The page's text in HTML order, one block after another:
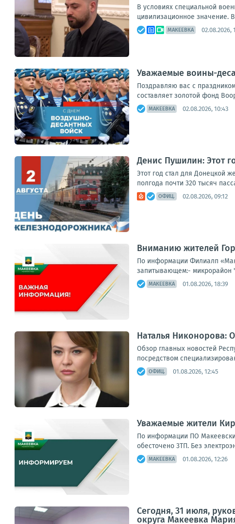
В условиях специальной
цивилизационное значение.
МАКЕЕВКА 02.08.2026,
Уважаемые воины-
Поздравляю вас с
составляет золотой фонд
МАКЕЕВКА 02.08.2026, 10:43
Денис Пушилин: Этот
Этот год стал для Донецкой
полгода почти 320 тысяч
ОФИЦ. 02.08.2026, 09:12
Вниманию жителей
По информации Филиалп
запитывающем:- микрорайон
МАКЕЕВКА 01.08.2026, 18:39
Наталья Никонорова:
Обзор главных новостей
посредством
ОФИЦ. 01.08.2026, 12:45
Уважаемые жители
По информации ПО
обесточено 3ТП. Без
МАКЕЕВКА 01.08.2026, 12:26
Сегодня, 31 июля,
округа Макеевка